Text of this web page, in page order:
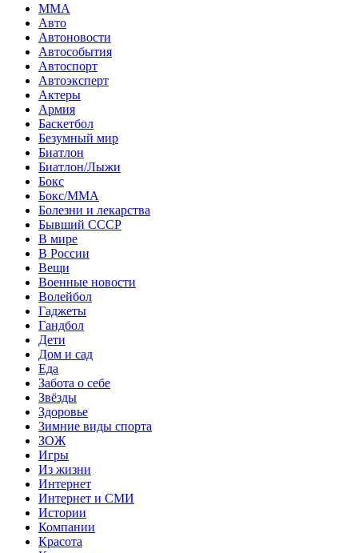
MMA
Авто
Автоновости
Автособытия
Автоспорт
Автоэксперт
Актеры
Армия
Баскетбол
Безумный мир
Биатлон
Биатлон/Лыжи
Бокс
Бокс/MMA
Болезни и лекарства
Бывший СССР
В мире
В России
Вещи
Военные новости
Волейбол
Гаджеты
Гандбол
Дети
Дом и сад
Еда
Забота о себе
Звёзды
Здоровье
Зимние виды спорта
ЗОЖ
Игры
Из жизни
Интернет
Интернет и СМИ
Истории
Компании
Красота